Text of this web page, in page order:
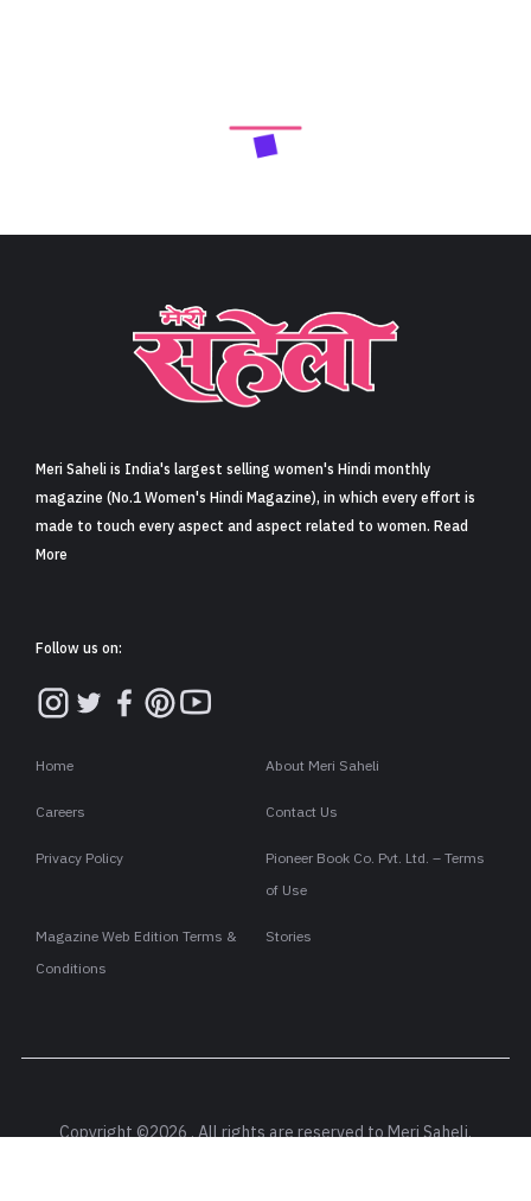
Meri Saheli is India's largest selling women's Hindi monthly
magazine (No.1 Women's Hindi Magazine), in which every effort is
made to touch every aspect and aspect related to women. Read
More
Follow us on:
Home About Meri Saheli
Careers Contact Us
Privacy Policy
Pioneer Book Co. Pvt. Ltd. – Terms
of Use
Magazine Web Edition Terms &
Conditions
Stories
Copyright ©2026 . All rights are reserved to Meri Saheli.